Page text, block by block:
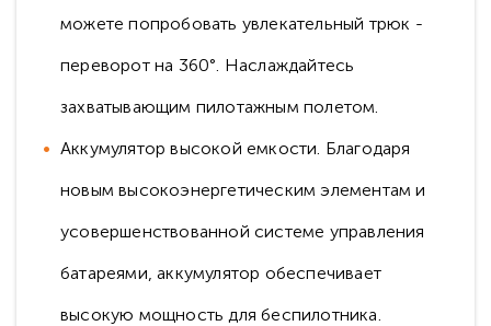
можете попробовать увлекательный трюк -
переворот на 360°. Наслаждайтесь
захватывающим пилотажным полетом.
Аккумулятор высокой емкости. Благодаря
новым высокоэнергетическим элементам и
усовершенствованной системе управления
батареями, аккумулятор обеспечивает
высокую мощность для беспилотника.